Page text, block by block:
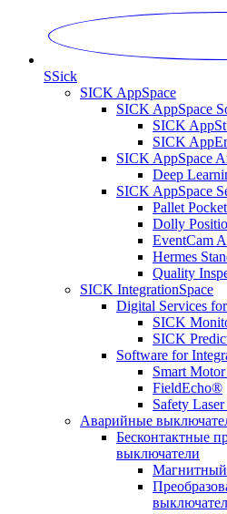
SSick
SICK AppSpace
SICK AppSpace
SICK
SICK
SICK AppSpace
Deep
SICK AppSpace
Pallet
Dolly
EventCam
Hermes
Quality
SICK IntegrationSpace
Digital Services
SICK
SICK
Software for
Smart
FieldEcho®
Safety
Аварийные
Бесконтактные
выключатели
Магнитный